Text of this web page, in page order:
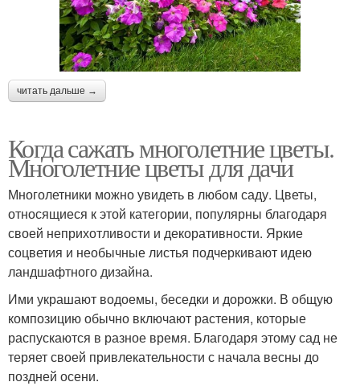
читать дальше →
Когда сажать многолетние цветы.
Многолетние цветы для дачи
Многолетники можно увидеть в любом саду. Цветы,
относящиеся к этой категории, популярны благодаря
своей неприхотливости и декоративности. Яркие
соцветия и необычные листья подчеркивают идею
ландшафтного дизайна.
Ими украшают водоемы, беседки и дорожки. В общую
композицию обычно включают растения, которые
распускаются в разное время. Благодаря этому сад не
теряет своей привлекательности с начала весны до
поздней осени.